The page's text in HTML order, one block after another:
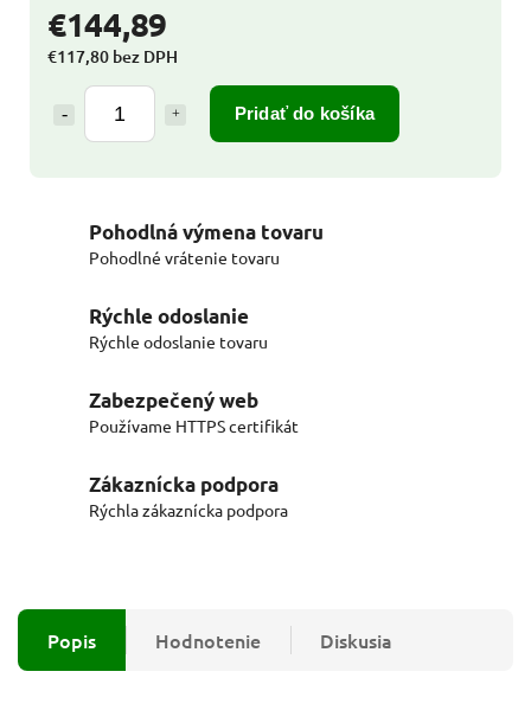
€144,89
€117,80 bez DPH
Pridať do košíka
Pohodlná výmena tovaru
Pohodlné vrátenie tovaru
Rýchle odoslanie
Rýchle odoslanie tovaru
Zabezpečený web
Používame HTTPS certifikát
Zákaznícka podpora
Rýchla zákaznícka podpora
Popis Hodnotenie Diskusia